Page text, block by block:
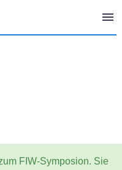
FIW-Symposion. Sie